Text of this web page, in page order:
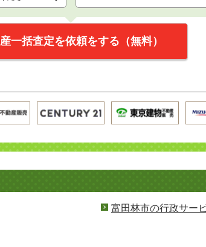
一括査定を依頼をする（無料）
富田林市の行政サー